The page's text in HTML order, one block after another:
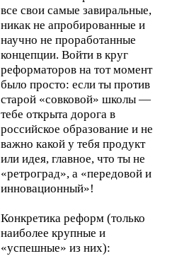
все свои самые завиральные,
никак не апробированные и
научно не проработанные
концепции. Войти в круг
реформаторов на тот момент
было просто: если ты против
старой «совковой» школы —
тебе открыта дорога в
российское образование и не
важно какой у тебя продукт
или идея, главное, что ты не
«ретроград», а «передовой и
инновационный»!
Конкретика реформ (только
наиболее крупные и
«успешные» из них):